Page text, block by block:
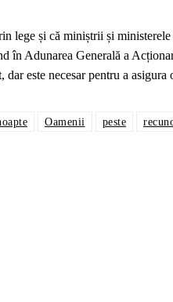
lege și că miniștrii și ministerele
în Adunarea Generală a
este necesar pentru a asigura
Oamenii peste